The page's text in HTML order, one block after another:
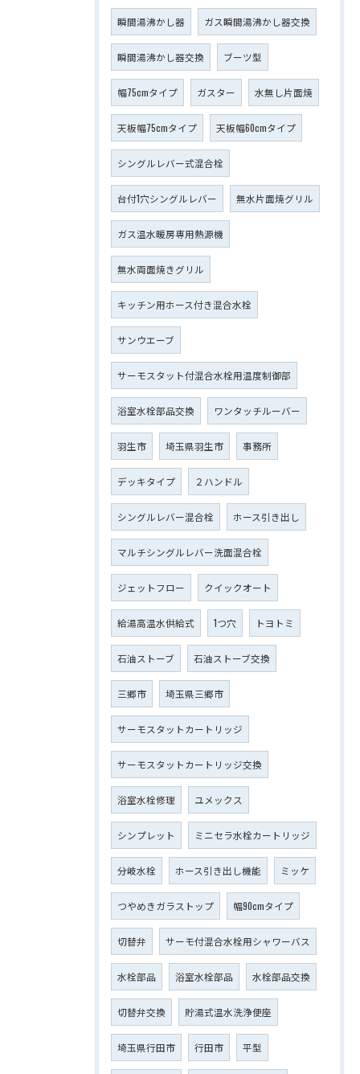
瞬間湯沸かし器 ガス瞬間湯沸かし器交換
瞬間湯沸かし器交換 ブーツ型
幅75cmタイプ ガスター 水無し片面焼
天板幅75cmタイプ 天板幅60cmタイプ
シングルレバー式混合栓
台付1穴シングルレバー 無水片面焼グリル
ガス温水暖房専用熱源機
無水両面焼きグリル
キッチン用ホース付き混合水栓
サンウエーブ
サーモスタット付混合水栓用温度制御部
浴室水栓部品交換 ワンタッチルーバー
羽生市 埼玉県羽生市 事務所
デッキタイプ ２ハンドル
シングルレバー混合栓 ホース引き出し
マルチシングルレバー洗面混合栓
ジェットフロー クイックオート
給湯高温水供給式 1つ穴 トヨトミ
石油ストーブ 石油ストーブ交換
三郷市 埼玉県三郷市
サーモスタットカートリッジ
サーモスタットカートリッジ交換
浴室水栓修理 ユメックス
シンプレット ミニセラ水栓カートリッジ
分岐水栓 ホース引き出し機能 ミッケ
つやめきガラストップ 幅90cmタイプ
切替弁 サーモ付混合水栓用シャワーバス
水栓部品 浴室水栓部品 水栓部品交換
切替弁交換 貯湯式温水洗浄便座
埼玉県行田市 行田市 平型